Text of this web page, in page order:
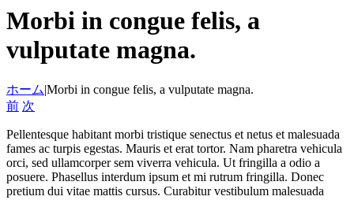
Morbi in congue felis, a
vulputate magna.
ホーム|Morbi in congue felis, a vulputate magna.
前 次
Pellentesque habitant morbi tristique senectus et netus et malesuada
fames ac turpis egestas. Mauris et erat tortor. Nam pharetra vehicula
orci, sed ullamcorper sem viverra vehicula. Ut fringilla a odio a
posuere. Phasellus interdum ipsum et mi rutrum fringilla. Donec
pretium dui vitae mattis cursus. Curabitur vestibulum malesuada